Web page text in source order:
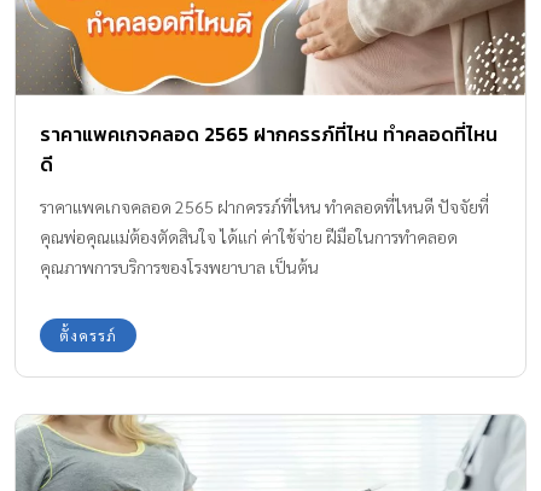
ราคาแพคเกจคลอด 2565 ฝากครรภ์ที่ไหน ทำคลอดที่ไหน
ดี
ราคาแพคเกจคลอด 2565 ฝากครรภ์ที่ไหน ทำคลอดที่ไหนดี ปัจจัยที่
คุณพ่อคุณแม่ต้องตัดสินใจ ได้แก่ ค่าใช้จ่าย ฝีมือในการทำคลอด
คุณภาพการบริการของโรงพยาบาล เป็นต้น
ตั้งครรภ์